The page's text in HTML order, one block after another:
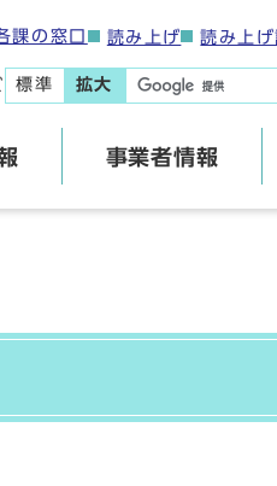
課の窓口 読み上げ 読み上げ
標準 拡大
事業者情報